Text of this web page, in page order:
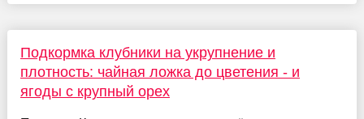
Подкормка клубники на укрупнение и
плотность: чайная ложка до цветения - и
ягоды с крупный орех